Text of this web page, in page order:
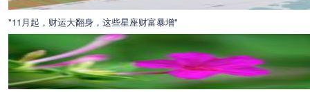
"11月起，财运大翻身，这些星座财富暴增"